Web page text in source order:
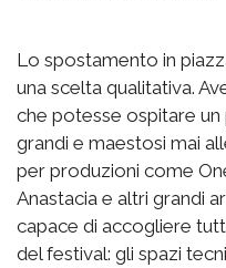
Lo spostamento in
una scelta qualitativa.
che potesse ospitare
grandi e maestosi mai
per produzioni come
Anastacia e altri grandi
capace di accogliere
del festival: gli spazi